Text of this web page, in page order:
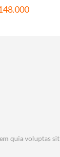
quia voluptas sit